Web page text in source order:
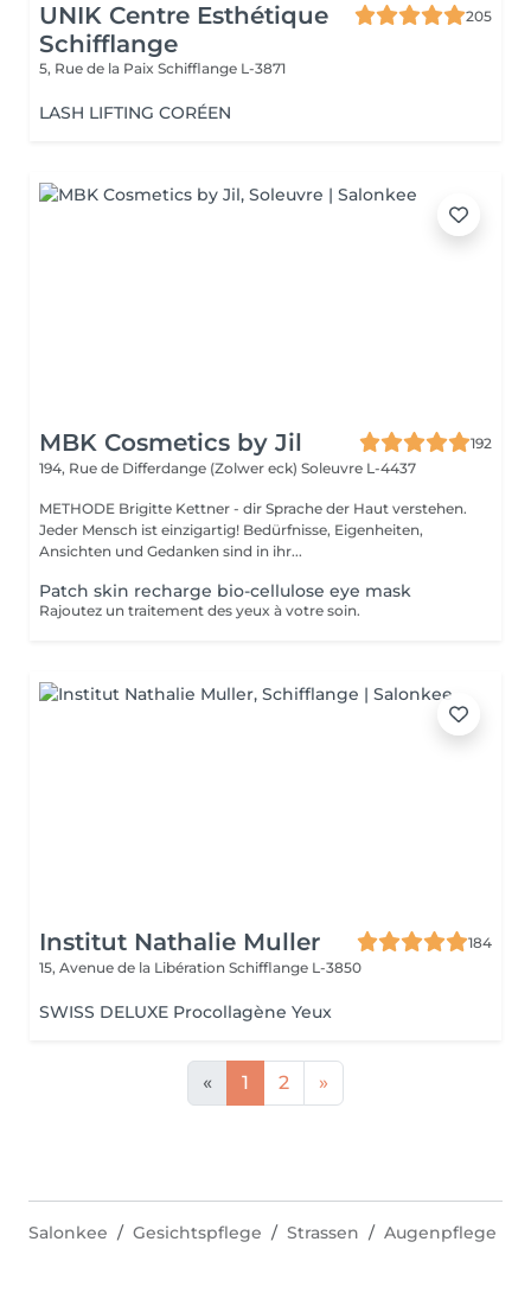
UNIK Centre Esthétique
Schifflange
205
5, Rue de la Paix Schifflange L-3871
LASH LIFTING CORÉEN
MBK Cosmetics by Jil
192
194, Rue de Differdange (Zolwer eck) Soleuvre L-4437
METHODE Brigitte Kettner - dir Sprache der Haut verstehen.
Jeder Mensch ist einzigartig! Bedürfnisse, Eigenheiten,
Ansichten und Gedanken sind in ihr...
Patch skin recharge bio-cellulose eye mask
Rajoutez un traitement des yeux à votre soin.
Institut Nathalie Muller
184
15, Avenue de la Libération Schifflange L-3850
SWISS DELUXE Procollagène Yeux
« 1 2 »
Salonkee Gesichtspflege Strassen Augenpflege